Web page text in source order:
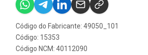
Código do Fabricante: 49050_101
Código: 15353
Código NCM: 40112090